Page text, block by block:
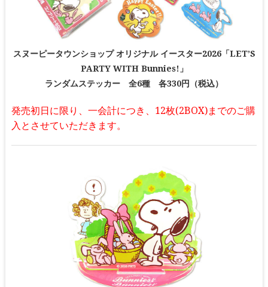
スヌーピータウンショップ オリジナル イースター2026「LET’S
PARTY WITH Bunnies!」
ランダムステッカー 全6種 各330円（税込）
発売初日に限り、一会計につき、12枚(2BOX)までのご購
入とさせていただきます。